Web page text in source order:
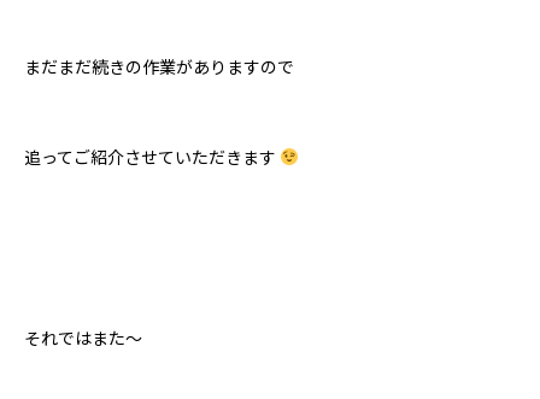
まだまだ続きの作業がありますので
追ってご紹介させていただきます
それではまた～